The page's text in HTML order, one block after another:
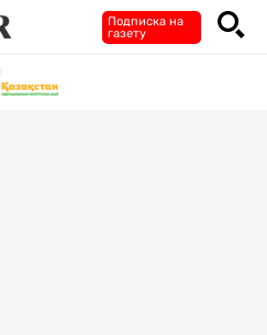
Подписка на
газету